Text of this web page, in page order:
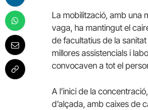
La mobilització, amb una
vaga, ha mantingut el
de facultatius de la
millores assistencials i
convocaven a tot el
A l’inici de la
d’alçada, amb caixes de